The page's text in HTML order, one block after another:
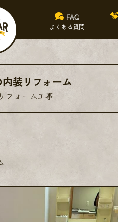
FAQ
よくある質問
装リフォーム
フォーム工事